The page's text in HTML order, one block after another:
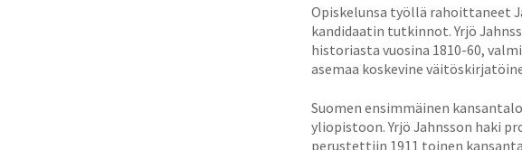
Opiskelunsa työllä rahoittaneet
kandidaatin tutkinnot. Yrjö
historiasta vuosina 1810-60,
asemaa koskevine
Suomen ensimmäinen
yliopistoon. Yrjö Jahnsson haki
perustettiin 1911 toinen